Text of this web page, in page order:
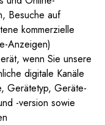
Besuche auf
kommerzielle
Anzeigen)
wenn Sie unsere
digitale Kanäle
Gerätetyp, Geräte-
-version sowie